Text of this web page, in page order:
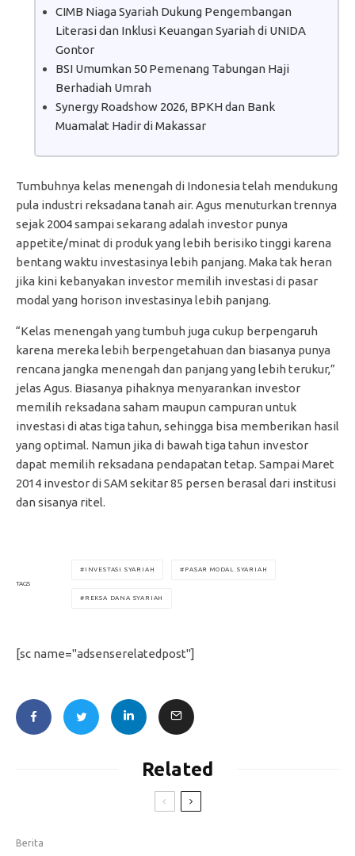
CIMB Niaga Syariah Dukung Pengembangan
Literasi dan Inklusi Keuangan Syariah di UNIDA
Gontor
BSI Umumkan 50 Pemenang Tabungan Haji
Berhadiah Umrah
Synergy Roadshow 2026, BPKH dan Bank
Muamalat Hadir di Makassar
Tumbuhnya kelas menengah di Indonesia telah mendukung
pula industri reksadana tanah air. Agus menuturkan trennya
sejak 2004 sampai sekarang adalah investor punya
appetite/minat di produk yang lebih berisiko tinggi karena
bentang waktu investasinya lebih panjang. Maka tak heran
jika kini kebanyakan investor memilih investasi di pasar
modal yang horison investasinya lebih panjang.
“Kelas menengah yang tumbuh juga cukup berpengaruh
karena mereka lebih berpengetahuan dan biasanya punya
rencana jangka menengah dan panjang yang lebih terukur,”
jelas Agus. Biasanya pihaknya menyarankan investor
memilih reksadana saham maupun campuran untuk
investasi di atas tiga tahun, sehingga bisa memberikan hasil
yang optimal. Namun jika di bawah tiga tahun investor
dapat memilih reksadana pendapatan tetap. Sampai Maret
2014 investor di SAM sekitar 85 persen berasal dari institusi
dan sisanya ritel.
TAGS
INVESTASI SYARIAH PASAR MODAL SYARIAH
REKSA DANA SYARIAH
[sc name="adsenserelatedpost"]
Related
Berita